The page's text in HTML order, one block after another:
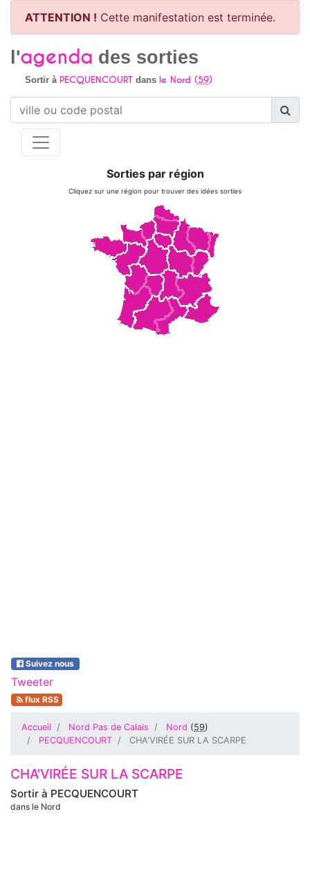
ATTENTION ! Cette manifestation est terminée.
l'agenda des sorties
Sortir à PECQUENCOURTdans le Nord (59)
Sorties par région
Cliquez sur une région pour trouver des idées sorties
Suivez nous
Tweeter
flux RSS
Accueil Nord Pas de Calais Nord (59)
PECQUENCOURT
CHA'VIRÉE SUR LA SCARPE
Sortir à PECQUENCOURT
dans le Nord
CHA'VIRÉE SUR LA SCARPE